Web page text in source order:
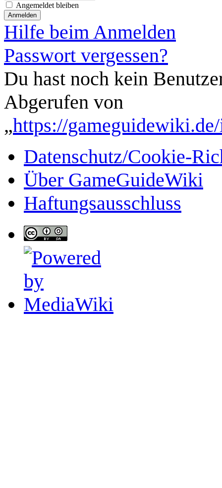
Angemeldet bleiben
Anmelden
Hilfe beim Anmelden
Passwort vergessen?
Du hast noch kein
Abgerufen von
„https://
Datenschutz/Cookie-
Über GameGuideWiki
Haftungsausschluss